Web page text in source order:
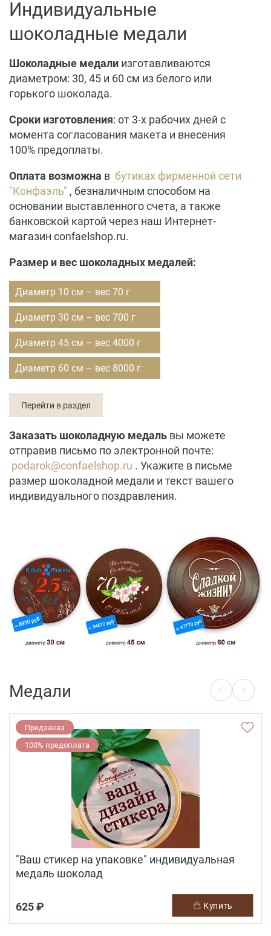
Индивидуальные
шоколадные медали
Шоколадные медали изготавливаются
диаметром: 30, 45 и 60 см из белого или
горького шоколада.
Сроки изготовления: от 3-х рабочих дней с
момента согласования макета и внесения
100% предоплаты.
Оплата возможна в бутиках фирменной сети
"Конфаэль" , безналичным способом на
основании выставленного счета, а также
банковской картой через наш Интернет-
магазин confaelshop.ru.
Размер и вес шоколадных медалей:
Диаметр 10 см – вес 70 г
Диаметр 30 см – вес 700 г
Диаметр 45 см – вес 4000 г
Диаметр 60 см – вес 8000 г
Перейти в раздел
Заказать шоколадную медаль вы можете
отправив письмо по электронной почте:
podarok@confaelshop.ru . Укажите в письме
размер шоколадной медали и текст вашего
индивидуального поздравления.
Медали
Предзаказ
100% предоплата
"Ваш стикер на упаковке" индивидуальная
медаль шоколад
625 ₽ купить